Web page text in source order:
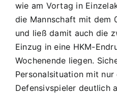
wie am Vortag in
die Mannschaft mit dem
und ließ damit auch die
Einzug in eine HKM-
Wochenende liegen.
Personalsituation mit nur
Defensivspieler deutlich